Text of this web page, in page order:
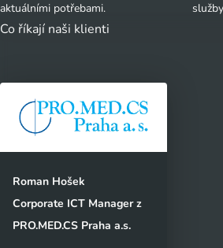
aktuálními potřebami.
Co říkají naši klienti
Roman Hošek
Corporate ICT Manager z
PRO.MED.CS Praha a.s.